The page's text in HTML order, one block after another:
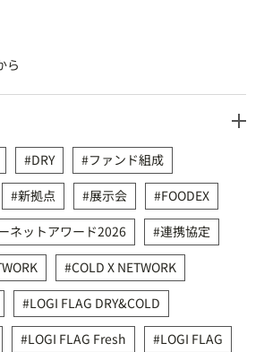
ら
DRY
ファンド組成
新拠点 展示会
FOODEX
ネットアワード2026
連携協定
COLD X NETWORK
LOGI FLAG DRY&COLD
LOGI FLAG Fresh LOGI FLAG